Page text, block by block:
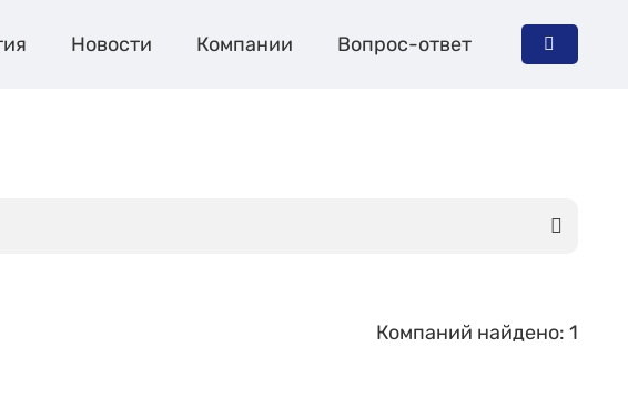
Новости Компании Вопрос-ответ
Компаний найдено: 1